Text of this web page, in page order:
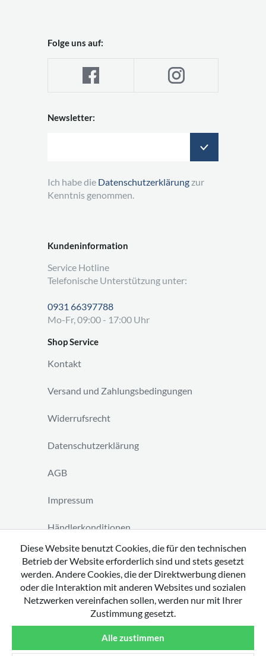
Kundeninformation
Service Hotline
Telefonische Unterstützung unter:
0931 66397788
Mo-Fr, 09:00 - 17:00 Uhr
Shop Service
Kontakt
Versand und Zahlungsbedingungen
Widerrufsrecht
Datenschutzerklärung
AGB
Impressum
Händlerkonditionen
Vertrag widerrufen
Folge uns auf:
Newsletter:
Ich habe die Datenschutzerklärung zur
Kenntnis genommen.
Diese Website benutzt Cookies, die für den technischen
Betrieb der Website erforderlich sind und stets gesetzt
werden. Andere Cookies, die der Direktwerbung dienen
oder die Interaktion mit anderen Websites und sozialen
Netzwerken vereinfachen sollen, werden nur mit Ihrer
Zustimmung gesetzt.